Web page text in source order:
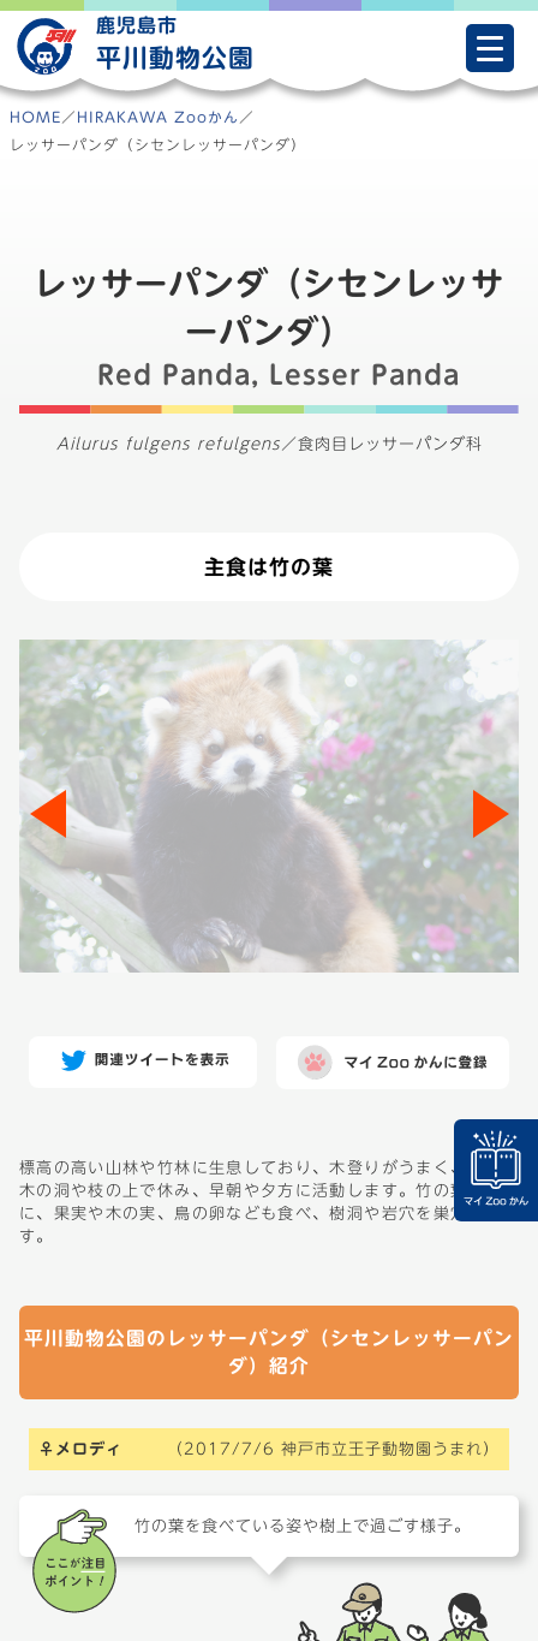
Skip
to
content
鹿児島市
平川動物公園
HOME ／ HIRAKAWA Zooかん ／
レッサーパンダ（シセンレッサーパンダ）
レッサーパンダ（シセンレッサ
ーパンダ）
Red Panda, Lesser Panda
Ailurus fulgens refulgens ／食肉目レッサーパンダ科
主食は竹の葉
標高の高い山林や竹林に生息しており、木登りがうまく、日中は
木の洞や枝の上で休み、早朝や夕方に活動します。竹の葉を中心
に、果実や木の実、鳥の卵なども食べ、樹洞や岩穴を巣穴としま
す。
平川動物公園のレッサーパンダ（シセンレッサーパン
ダ）紹介
♀メロディ （2017/7/6 神戸市立王子動物園うまれ）
竹の葉を食べている姿や樹上で過ごす様子。